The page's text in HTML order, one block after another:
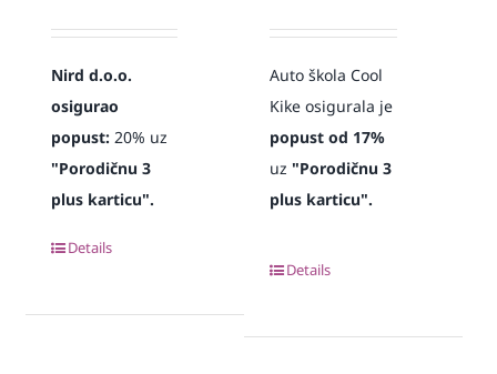
Nird d.o.o.
osigurao
popust:20% uz
"Porodičnu 3
plus karticu".
Details
Auto škola Cool
Kike osigurala je
popust od 17%
uz"Porodičnu 3
plus karticu".
Details